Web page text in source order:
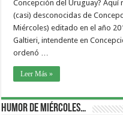
Concepción del Uruguay?
(casi) desconocidas de
Miércoles) editado en el año
Galtieri, intendente en
ordenó …
Leer Más »
Humor de Miércoles…